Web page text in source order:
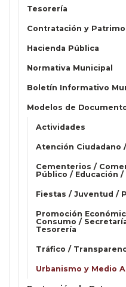
Tesorería
Contratación y
Hacienda Pública
Normativa Municipal
Boletín Informativo
Modelos de
Actividades
Atención Ciudadano
Cementerios /
Público / Educación
Fiestas / Juventud /
Promoción
Consumo /
Tesorería
Tráfico /
Urbanismo y Medio